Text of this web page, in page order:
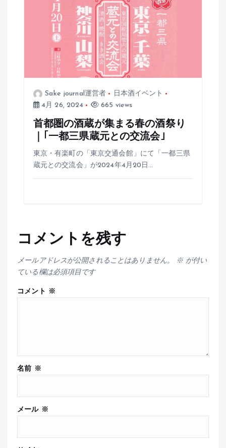
Sake journal運営者
日本酒イベント
4月 26, 2024
665 views
首都圏の酒蔵が集まる春の酒祭り
｜｢一都三県蔵元との交流会｣
東京・有楽町の「東京交通会館」にて「一都三県
蔵元との交流会」が2024年4月20日…
コメントを残す
メールアドレスが公開されることはありません。 ※ が付い
ている欄は必須項目です
コメント ※
名前 ※
メール ※